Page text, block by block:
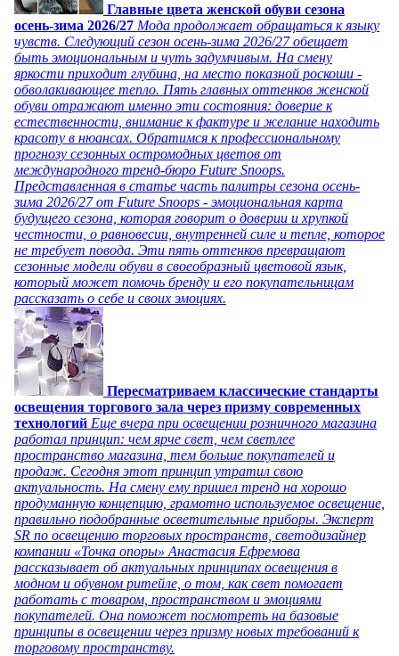
Главные цвета женской обуви сезона
осень-зима 2026/27 Мода продолжает обращаться к языку
чувств. Следующий сезон осень-зима 2026/27 обещает
быть эмоциональным и чуть задумчивым. На смену
яркости приходит глубина, на место показной роскоши -
обволакивающее тепло. Пять главных оттенков женской
обуви отражают именно эти состояния: доверие к
естественности, внимание к фактуре и желание находить
красоту в нюансах. Обратимся к профессиональному
прогнозу сезонных остромодных цветов от
международного тренд-бюро Future Snoops.
Представленная в статье часть палитры сезона осень-
зима 2026/27 от Future Snoops - эмоциональная карта
будущего сезона, которая говорит о доверии и хрупкой
честности, о равновесии, внутренней силе и тепле, которое
не требует повода. Эти пять оттенков превращают
сезонные модели обуви в своеобразный цветовой язык,
который может помочь бренду и его покупательницам
рассказать о себе и своих эмоциях.
Пересматриваем классические стандарты
освещения торгового зала через призму современных
технологий Еще вчера при освещении розничного магазина
работал принцип: чем ярче свет, чем светлее
пространство магазина, тем больше покупателей и
продаж. Сегодня этот принцип утратил свою
актуальность. На смену ему пришел тренд на хорошо
продуманную концепцию, грамотно используемое освещение,
правильно подобранные осветительные приборы. Эксперт
SR по освещению торговых пространств, светодизайнер
компании «Точка опоры» Анастасия Ефремова
рассказывает об актуальных принципах освещения в
модном и обувном ритейле, о том, как свет помогает
работать с товаром, пространством и эмоциями
покупателей. Она поможет посмотреть на базовые
принципы в освещении через призму новых требований к
торговому пространству.